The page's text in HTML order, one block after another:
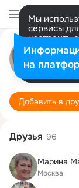
Мы
сервисы
настроить
Добавить в
Друзья 96
Марина
Москва
на